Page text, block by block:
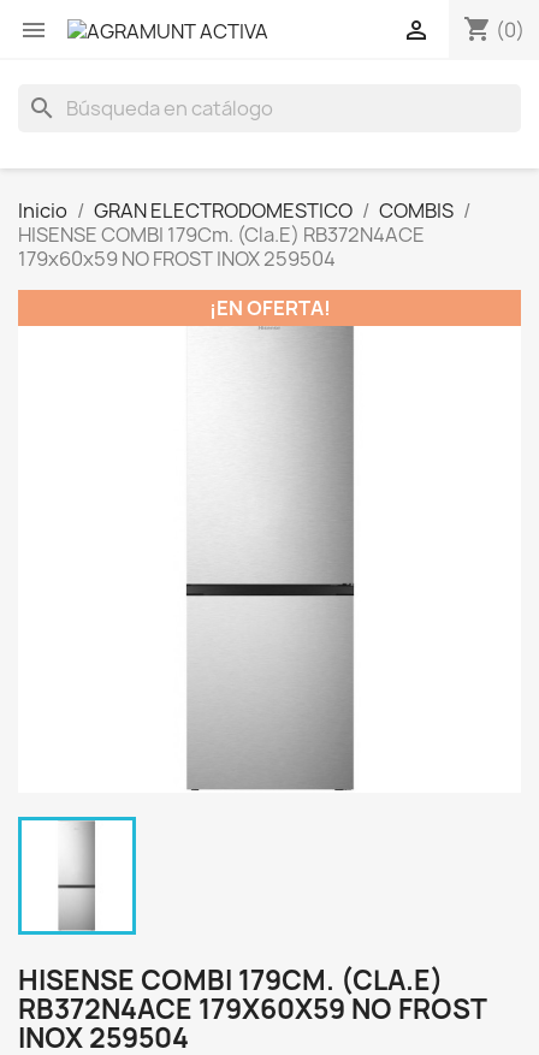
 shopping_cart (0)

search
Inicio GRAN ELECTRODOMESTICO
COMBIS
HISENSE COMBI 179Cm. (Cla.E) RB372N4ACE
179x60x59 NO FROST INOX 259504
¡EN OFERTA!
HISENSE COMBI 179CM. (CLA.E)
RB372N4ACE 179X60X59 NO FROST
INOX 259504